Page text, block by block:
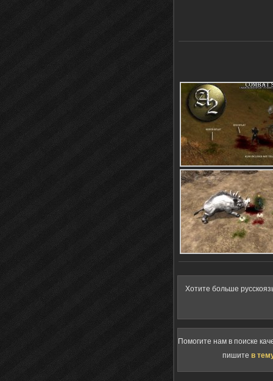
Хотите больше
Помогите нам в поиске
пишите в